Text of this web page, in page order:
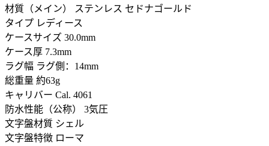
材質（メイン） ステンレス セドナゴールド
タイプ レディース
ケースサイズ 30.0mm
ケース厚 7.3mm
ラグ幅 ラグ側：14mm
総重量 約63g
キャリバー Cal. 4061
防水性能（公称） 3気圧
文字盤材質 シェル
文字盤特徴 ローマ